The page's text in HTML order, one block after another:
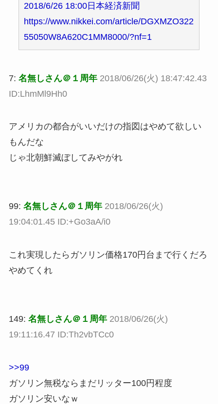
2018/6/26 18:00日本経済新聞
https://www.nikkei.com/article/DGXMZO322
55050W8A620C1MM8000/?nf=1
7: 名無しさん＠１周年 2018/06/26(火) 18:47:42.43
ID:LhmMl9Hh0
アメリカの都合がいいだけの指図はやめて欲しい
もんだな
じゃ北朝鮮滅ぼしてみやがれ
99: 名無しさん＠１周年 2018/06/26(火)
19:04:01.45 ID:+Go3aA/i0
これ実現したらガソリン価格170円台まで行くだろ
やめてくれ
149: 名無しさん＠１周年 2018/06/26(火)
19:11:16.47 ID:Th2vbTCc0
>>99
ガソリン無税ならまだリッター100円程度
ガソリン安いなｗ